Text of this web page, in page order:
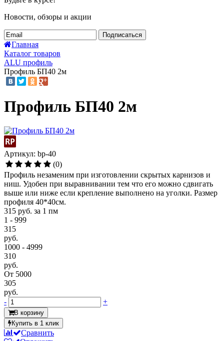
Новости, обзоры и акции
Подписаться
Главная
Каталог товаров
ALU профиль
Профиль БП40 2м
Профиль БП40 2м
Артикул: bp-40
(0)
Профиль незаменим при изготовлении скрытых карнизов и
ниш. Удобен при выравнивании тем что его можно сдвигать
выше или ниже если крепление выполнено на уголки. Размер
профиля 40*40см.
315 руб. за 1 пм
1 - 999
315
руб.
1000 - 4999
310
руб.
От 5000
305
руб.
-
+
В корзину
Купить в 1 клик
Сравнить